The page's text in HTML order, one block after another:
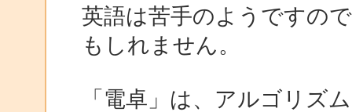
英語は苦手のようですの
もしれません。
「電卓」は、アルゴリズ